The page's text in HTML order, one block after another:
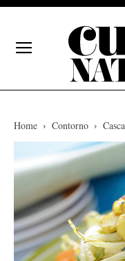
Home Contorno